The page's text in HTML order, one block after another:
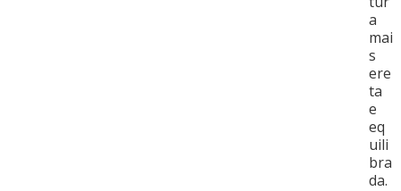
a
mai
s
ere
ta
e
eq
uili
bra
da.